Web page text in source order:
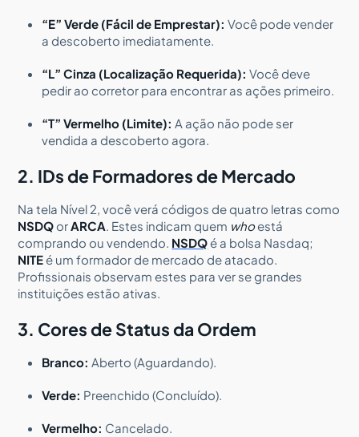
“E” Verde (Fácil de Emprestar): Você pode vender
a descoberto imediatamente.
“L” Cinza (Localização Requerida): Você deve
pedir ao corretor para encontrar as ações primeiro.
“T” Vermelho (Limite): A ação não pode ser
vendida a descoberto agora.
2. IDs de Formadores de Mercado
Na tela Nível 2, você verá códigos de quatro letras como
NSDQ orARCA. Estes indicam quem whoestá
comprando ou vendendo. NSDQ é a bolsa Nasdaq;
NITE é um formador de mercado de atacado.
Profissionais observam estes para ver se grandes
instituições estão ativas.
3. Cores de Status da Ordem
Branco: Aberto (Aguardando).
Verde: Preenchido (Concluído).
Vermelho: Cancelado.